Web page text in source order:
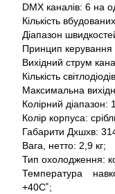
DMX каналів: 6 на
Кількість
Діапазон
Принцип
Вихідний струм
Кількість
Максимальна
Колірний діапазон:
Колір корпуса:
Габарити Дхшхв:
Вага, нетто: 2,9 кг;
Тип охолодження:
Температура
+40С˚;